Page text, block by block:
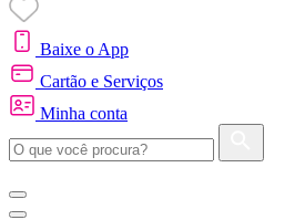
Baixe o App
Cartão e Serviços
Minha conta